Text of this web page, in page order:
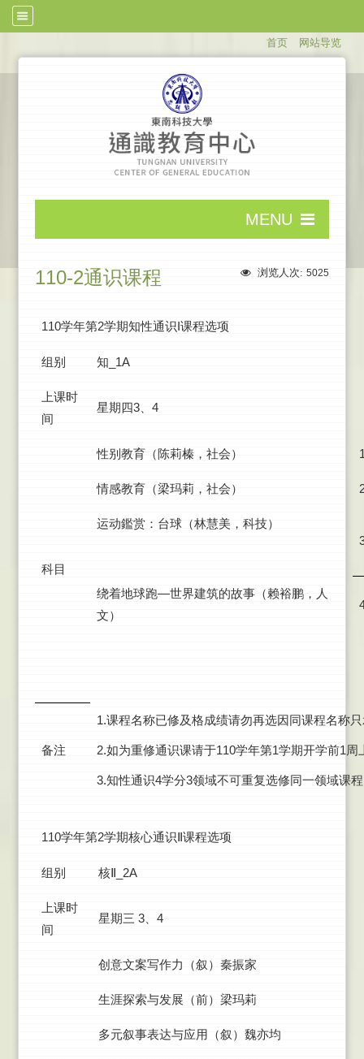
首页 网站导览
MENU
浏览人次: 5025
110-2通识课程
110学年第2学期知性通识I课程选项
组别 知_1A
上课时
间
星期四3、4
科目
性别教育（陈莉榛，社会）
情感教育（梁玛莉，社会）
运动鑑赏：台球（林慧美，科技）
绕着地球跑—世界建筑的故事（赖裕鹏，人
文）
备注
1.课程名称已修及格成绩请勿再选因同课程名称
2.如为重修通识课请于110学年第1学期开学前1
3.知性通识4学分3领域不可重复选修同一领域课
110学年第2学期核心通识Ⅱ课程选项
组别 核Ⅱ_2A
上课时
间
星期三 3、4
创意文案写作力（叙）秦振家
生涯探索与发展（前）梁玛莉
多元叙事表达与应用（叙）魏亦均